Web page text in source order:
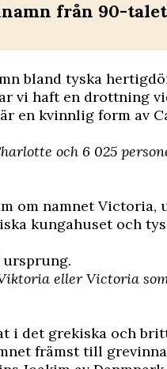
från 90-
bland tyska
vi haft en drottning
en kvinnlig form av
och 6 025
om namnet Victoria,
kungahuset och
eller Victoria
i det grekiska och
främst till